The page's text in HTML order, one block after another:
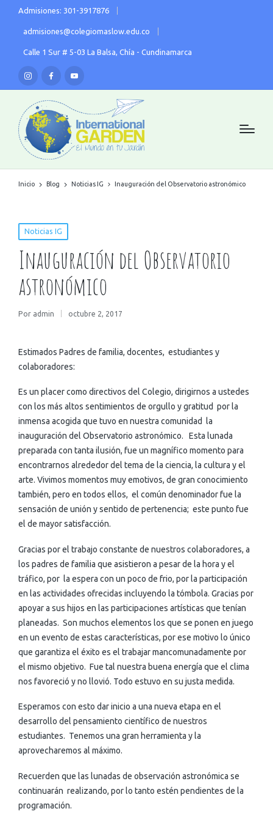
Admisiones: 301-3917876
admisiones@colegiomaslow.edu.co
Calle 1 Sur # 5-03 La Balsa, Chía - Cundinamarca
Inicio Blog Noticias IG Inauguración del Observatorio astronómico
Noticias IG
Inauguración del Observatorio
astronómico
Por admin octubre 2, 2017
Estimados Padres de familia, docentes, estudiantes y
colaboradores:
Es un placer como directivos del Colegio, dirigirnos a ustedes
con los más altos sentimientos de orgullo y gratitud por la
inmensa acogida que tuvo en nuestra comunidad la
inauguración del Observatorio astronómico. Esta lunada
preparada con tanta ilusión, fue un magnífico momento para
encontrarnos alrededor del tema de la ciencia, la cultura y el
arte. Vivimos momentos muy emotivos, de gran conocimiento
también, pero en todos ellos, el común denominador fue la
sensación de unión y sentido de pertenencia; este punto fue
el de mayor satisfacción.
Gracias por el trabajo constante de nuestros colaboradores, a
los padres de familia que asistieron a pesar de la hora y el
tráfico, por la espera con un poco de frio, por la participación
en las actividades ofrecidas incluyendo la tómbola. Gracias por
apoyar a sus hijos en las participaciones artísticas que tenían
planeadas. Son muchos elementos los que se ponen en juego
en un evento de estas características, por ese motivo lo único
que garantiza el éxito es el trabajar mancomunadamente por
el mismo objetivo. Fue tal nuestra buena energía que el clima
nos favoreció y no llovió. Todo estuvo en su justa medida.
Esperamos con esto dar inicio a una nueva etapa en el
desarrollo del pensamiento científico de nuestros
estudiantes. Tenemos una gran herramienta y la
aprovecharemos al máximo.
Recuerden que las lunadas de observación astronómica se
continuarán realizando, por lo tanto estén pendientes de la
programación.